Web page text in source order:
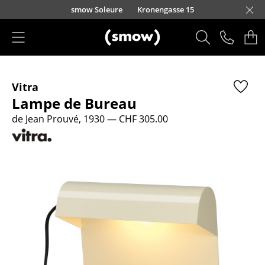
Accéder directement au contenu
smow Soleure Kronengasse 15
Sièges
Chaises de cuisine & salle à manger
Canapés
Fauteuils lounge
Chaises
Chaises cantilever
Chaises et Tabourets de bar
Vitra
Lampe de Bureau
de Jean Prouvé, 1930— CHF 305.00